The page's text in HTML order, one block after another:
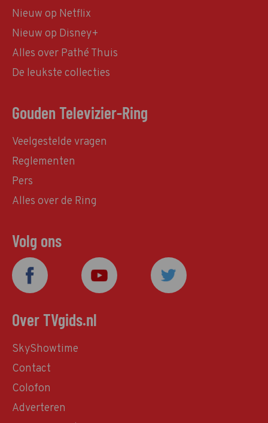
Nieuw op Netflix
Nieuw op Disney+
Alles over Pathé Thuis
De leukste collecties
Gouden Televizier-Ring
Veelgestelde vragen
Reglementen
Pers
Alles over de Ring
Volg ons
Over TVgids.nl
SkyShowtime
Contact
Colofon
Adverteren